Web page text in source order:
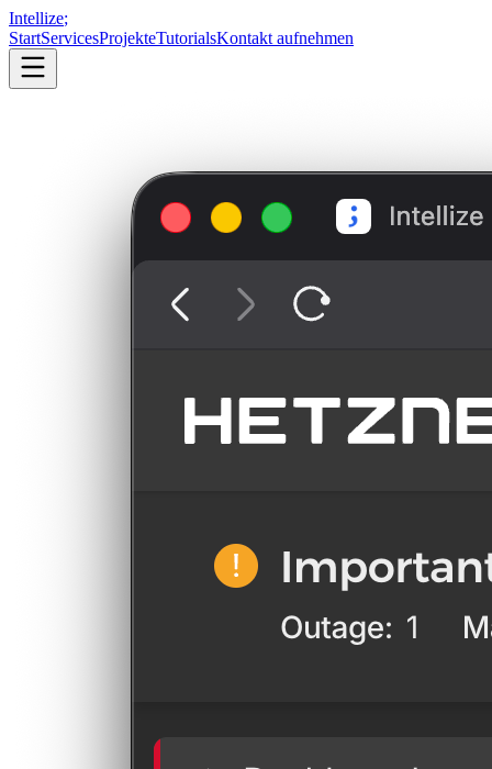
Intellize;
StartServicesProjekteTutorialsKontakt aufnehmen